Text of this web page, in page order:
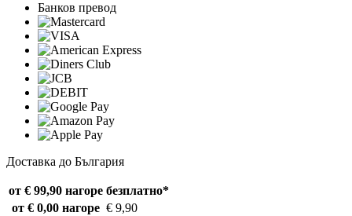
Банков превод
Доставка до България
от € 99,90 нагоре безплатно*
от € 0,00 нагоре € 9,90